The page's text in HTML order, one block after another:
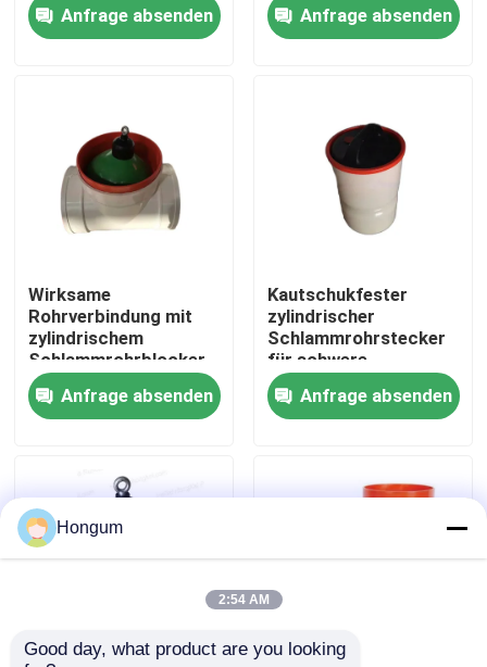
Zu Hause
Über uns
Qualitätskontrolle
Neuigkeiten
Bitte um ein Angebot
Gummimembrandichtungen
Ventil-Gummimembran
Anfrage absenden
Anfrage absenden
Wirksame
Rohrverbindung mit
zylindrischem
Schlammrohrblocker
Korrosionsbeständig
Anfrage absenden
Kautschukfester
zylindrischer
Schlammrohrstecker
für schwere
Umgebungen
Anfrage absenden
Hongum
2:54 AM
Good day, what product are you looking